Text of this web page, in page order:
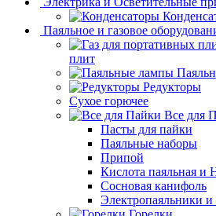
Паяльное и газовое
плит
Редукторы
Сухое горючее
Все для
Пасты для пайки
Паяльные наборы
Припой
Кислота паяльная и
Сосновая канифоль
Электропаяльники